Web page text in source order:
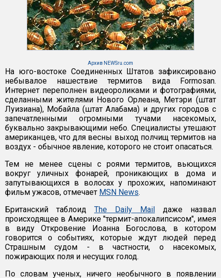
Архив NEWSru.com
На юго-востоке Соединенных Штатов зафиксировано
небывалое нашествие термитов вида Formosan.
Интернет переполнен видеороликами и фотографиями,
сделанными жителями Нового Орлеана, Метэри (штат
Луизиана), Мобайла (штат Алабама) и других городов с
запечатленными огромными тучами насекомых,
буквально закрывающими небо. Специалисты утешают
американцев, что для весны выход полчищ термитов на
воздух - обычное явление, которого не стоит опасаться.
Тем не менее сцены с роями термитов, вьющихся
вокруг уличных фонарей, проникающих в дома и
запутывающихся в волосах у прохожих, напоминают
фильм ужасов, отмечает MSN News.
Британский таблоид The Daily Mail даже назвал
происходящее в Америке "термит-апокалипсисом", имея
в виду Откровение Иоанна Богослова, в котором
говорится о событиях, которые ждут людей перед
Страшным судом - в частности, о насекомых,
пожирающих поля и несущих голод.
По словам ученых, ничего необычного в появлении